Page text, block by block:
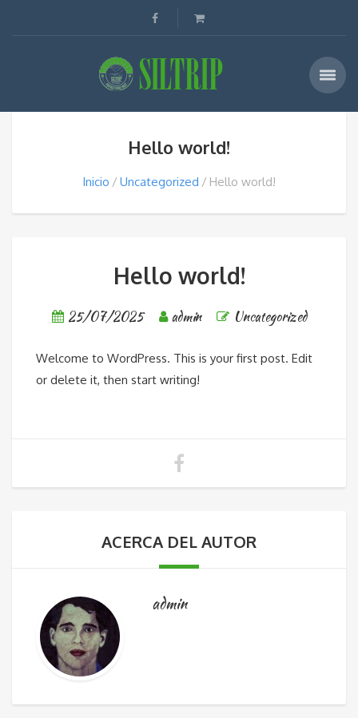
Hello world!
Inicio Uncategorized Hello world!
Hello world!
25/07/2025 admin Uncategorized
Welcome to WordPress. This is your first post. Edit
or delete it, then start writing!
ACERCA DEL AUTOR
admin